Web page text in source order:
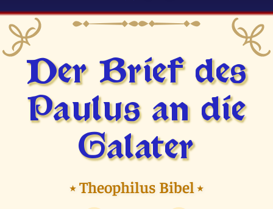
Der Brief des
Paulus an die
Galater
⭑Theophilus Bibel⭑